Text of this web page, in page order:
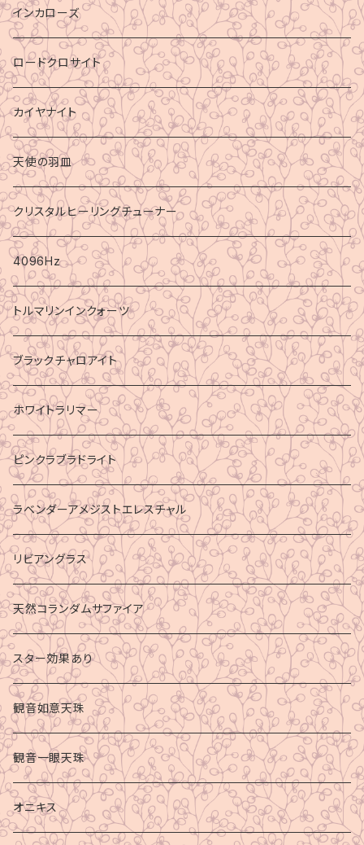
インカローズ
ロードクロサイト
カイヤナイト
天使の羽皿
クリスタルヒーリングチューナー
4096Hz
トルマリンインクォーツ
ブラックチャロアイト
ホワイトラリマー
ピンクラブラドライト
ラベンダーアメジストエレスチャル
リビアングラス
天然コランダムサファイア
スター効果あり
観音如意天珠
観音一眼天珠
オニキス